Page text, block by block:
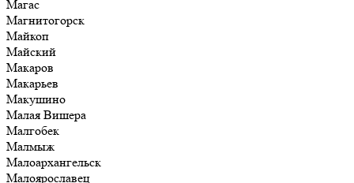
Магас
Магнитогорск
Майкоп
Майский
Макаров
Макарьев
Макушино
Малая Вишера
Малгобек
Малмыж
Малоархангельск
Малоярославец